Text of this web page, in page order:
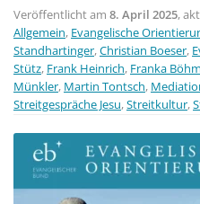
Veröffentlicht am 8. April 2025,
Allgemein, Evangelische
Standhartinger,Christian Boeser,
Stütz, Frank Heinrich, Franka Böhm
Münkler, Martin Tontsch,
Streitgespräche Jesu,Streitkultur,